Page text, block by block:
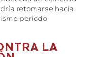
retomarse hacia
periodo
LA